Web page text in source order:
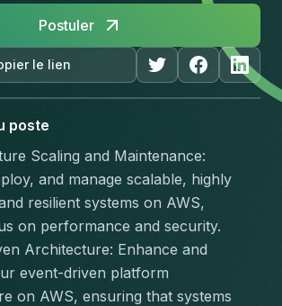
le lien
Postuler
poste
Scaling and Maintenance:
and manage scalable, highly
resilient systems on AWS,
on performance and security.
Architecture: Enhance and
event-driven platform
on AWS, ensuring that systems